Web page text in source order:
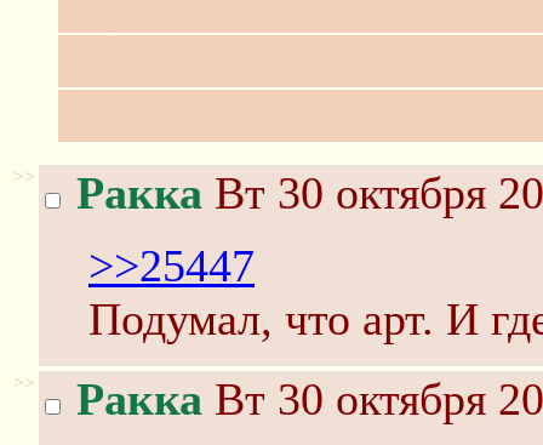
>> Ракка Вт 30 октября
>>25447
Подумал, что арт. И
>> Ракка Вт 30 октября